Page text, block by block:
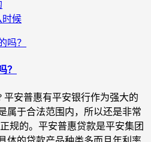
时候
？
平安普惠有平安银行作为强大的
属于合法范围内，所以还是非常
规的。平安普惠贷款是平安集团